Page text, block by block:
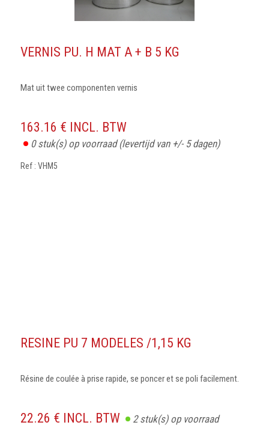
VERNIS PU. H MAT A + B 5 KG
Mat uit twee componenten vernis
163.16 € INCL. BTW
0stuk(s) op voorraad(levertijd van +/- 5 dagen)
Ref : VHM5
RESINE PU 7 MODELES /1,15 KG
Résine de coulée à prise rapide, se poncer et se poli facilement.
22.26 € INCL. BTW 2stuk(s) op voorraad